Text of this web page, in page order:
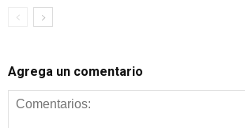
Agrega un comentario